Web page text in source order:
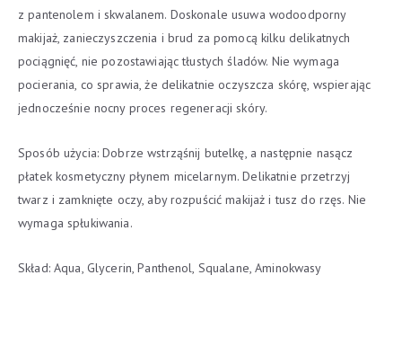
z pantenolem i skwalanem. Doskonale usuwa wodoodporny
makijaż, zanieczyszczenia i brud za pomocą kilku delikatnych
pociągnięć, nie pozostawiając tłustych śladów. Nie wymaga
pocierania, co sprawia, że delikatnie oczyszcza skórę, wspierając
jednocześnie nocny proces regeneracji skóry.
Sposób użycia: Dobrze wstrząśnij butelkę, a następnie nasącz
płatek kosmetyczny płynem micelarnym. Delikatnie przetrzyj
twarz i zamknięte oczy, aby rozpuścić makijaż i tusz do rzęs. Nie
wymaga spłukiwania.
Skład: Aqua, Glycerin, Panthenol, Squalane, Aminokwasy